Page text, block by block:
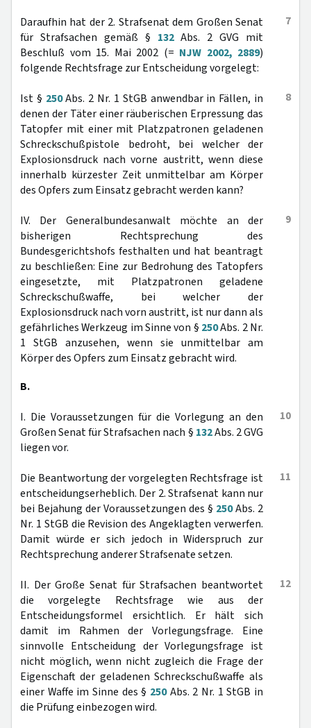
7
Daraufhin hat der 2. Strafsenat dem Großen Senat
für Strafsachen gemäß § 132Abs. 2 GVG mit
Beschluß vom 15. Mai 2002 (= NJW 2002, 2889)
folgende Rechtsfrage zur Entscheidung vorgelegt:
8
Ist § 250Abs. 2 Nr. 1 StGB anwendbar in Fällen, in
denen der Täter einer räuberischen Erpressung das
Tatopfer mit einer mit Platzpatronen geladenen
Schreckschußpistole bedroht, bei welcher der
Explosionsdruck nach vorne austritt, wenn diese
innerhalb kürzester Zeit unmittelbar am Körper
des Opfers zum Einsatz gebracht werden kann?
9
IV. Der Generalbundesanwalt möchte an der
bisherigen Rechtsprechung des
Bundesgerichtshofs festhalten und hat beantragt
zu beschließen: Eine zur Bedrohung des Tatopfers
eingesetzte, mit Platzpatronen geladene
Schreckschußwaffe, bei welcher der
Explosionsdruck nach vorn austritt, ist nur dann als
gefährliches Werkzeug im Sinne von § 250Abs. 2 Nr.
1 StGB anzusehen, wenn sie unmittelbar am
Körper des Opfers zum Einsatz gebracht wird.
B.
10
I. Die Voraussetzungen für die Vorlegung an den
Großen Senat für Strafsachen nach § 132Abs. 2 GVG
liegen vor.
11
Die Beantwortung der vorgelegten Rechtsfrage ist
entscheidungserheblich. Der 2. Strafsenat kann nur
bei Bejahung der Voraussetzungen des § 250Abs. 2
Nr. 1 StGB die Revision des Angeklagten verwerfen.
Damit würde er sich jedoch in Widerspruch zur
Rechtsprechung anderer Strafsenate setzen.
12
II. Der Große Senat für Strafsachen beantwortet
die vorgelegte Rechtsfrage wie aus der
Entscheidungsformel ersichtlich. Er hält sich
damit im Rahmen der Vorlegungsfrage. Eine
sinnvolle Entscheidung der Vorlegungsfrage ist
nicht möglich, wenn nicht zugleich die Frage der
Eigenschaft der geladenen Schreckschußwaffe als
einer Waffe im Sinne des § 250Abs. 2 Nr. 1 StGB in
die Prüfung einbezogen wird.